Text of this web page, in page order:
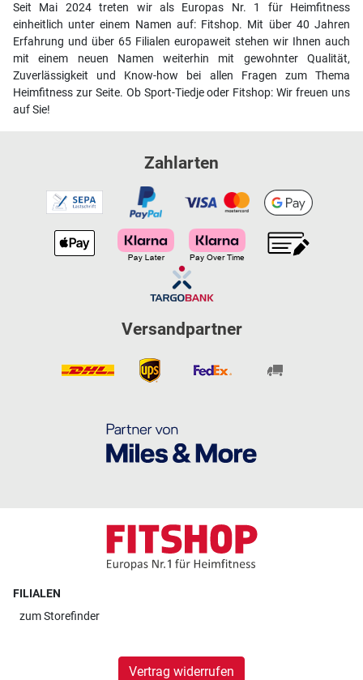
Seit Mai 2024 treten wir als Europas Nr. 1 für Heimfitness
einheitlich unter einem Namen auf: Fitshop. Mit über 40 Jahren
Erfahrung und über 65 Filialen europaweit stehen wir Ihnen auch
mit einem neuen Namen weiterhin mit gewohnter Qualität,
Zuverlässigkeit und Know-how bei allen Fragen zum Thema
Heimfitness zur Seite. Ob Sport-Tiedje oder Fitshop: Wir freuen uns
auf Sie!
Zahlarten
Versandpartner
FILIALEN
zumStorefinder
Vertrag widerrufen